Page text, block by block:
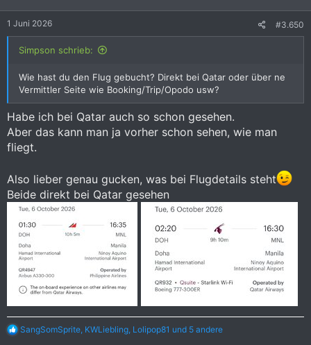
n
:
1 Juni 2026 #3.650
Simpson schrieb:
Wie hast du den Flug gebucht? Direkt bei Qatar oder über ne
Vermittler Seite wie Booking/Trip/Opodo usw?
Habe ich bei Qatar auch so schon gesehen.
Aber das kann man ja vorher schon sehen, wie man
fliegt.
Also lieber genau gucken, was bei Flugdetails steht
Beide direkt bei Qatar gesehen
R
SangSomSprite, KWLiebling, Lolipop81 und 5 andere